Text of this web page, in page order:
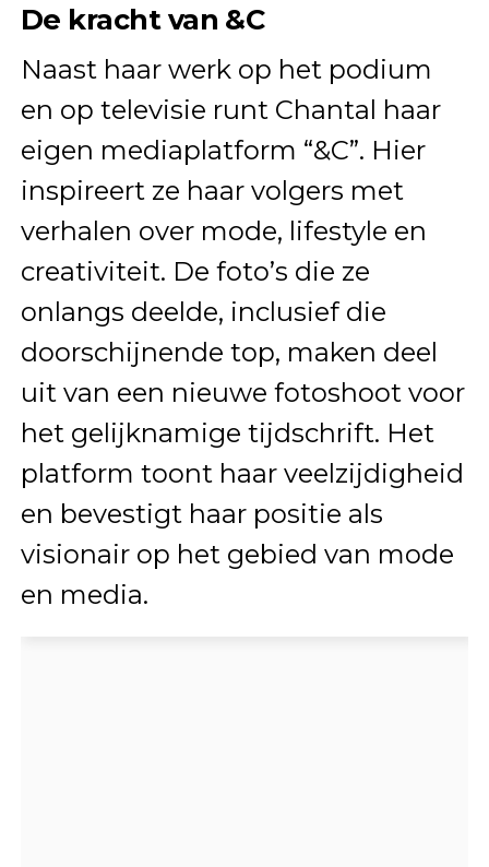
De kracht van &C
Naast haar werk op het podium
en op televisie runt Chantal haar
eigen mediaplatform “&C”. Hier
inspireert ze haar volgers met
verhalen over mode, lifestyle en
creativiteit. De foto’s die ze
onlangs deelde, inclusief die
doorschijnende top, maken deel
uit van een nieuwe fotoshoot voor
het gelijknamige tijdschrift. Het
platform toont haar veelzijdigheid
en bevestigt haar positie als
visionair op het gebied van mode
en media.